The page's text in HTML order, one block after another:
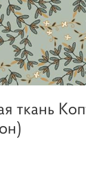
ткань